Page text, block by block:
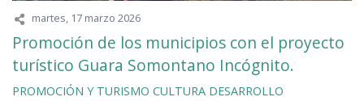
martes, 17 marzo 2026
Promoción de los municipios con el proyecto
turístico Guara Somontano Incógnito.
PROMOCIÓN Y TURISMO CULTURA DESARROLLO